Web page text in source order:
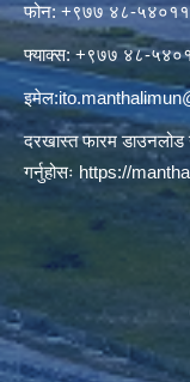
फोन: +९७७ ४८-
फ्याक्स: +९७७ ४८-
इमेल:
दरखास्त फारम
गर्नुहोसः https://